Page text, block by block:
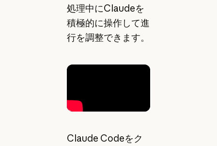
処理中にClaudeを
積極的に操作して進
行を調整できます。
Claude Codeをク